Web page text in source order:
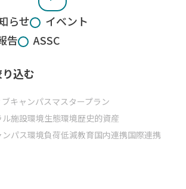
らせ
イベント
告
ASSC
込む
キャンパスマスタープラン
ル施設環境生態環境歴史的資産
パス環境負荷低減教育国内連携国際連携